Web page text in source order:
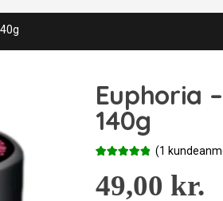
Euphoria
140g
som5.00
ud af 5
baseret på
(1
49,00 kr.